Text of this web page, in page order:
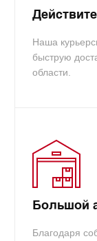
Наша
быструю
области.
Большой
Благодаря